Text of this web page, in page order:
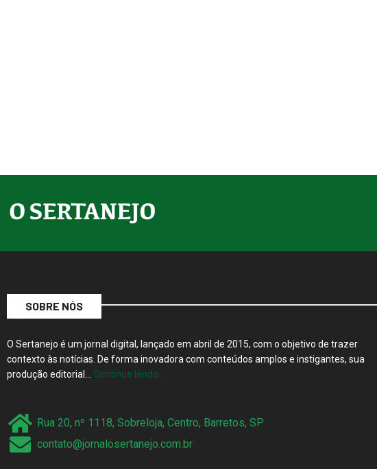
SOBRE NÓS
O Sertanejo é um jornal digital, lançado em abril de 2015, com o objetivo de trazer
contexto às notícias. De forma inovadora com conteúdos amplos e instigantes, sua
produção editorial… Continue lendo…
Rua 20, nº 1118, Sobreloja, Centro, Barretos, SP
contato@jornalosertanejo.com.br